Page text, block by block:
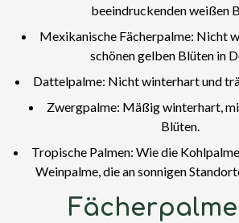
beeindruckenden weißen
Mexikanische Fächerpalme: Nicht
schönen gelben Blüten in
Dattelpalme: Nicht winterhart und
Zwergpalme: Mäßig winterhart,
Blüten.
Tropische Palmen: Wie die
Weinpalme, die an sonnigen